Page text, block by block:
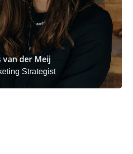
van der Meij
Strategist